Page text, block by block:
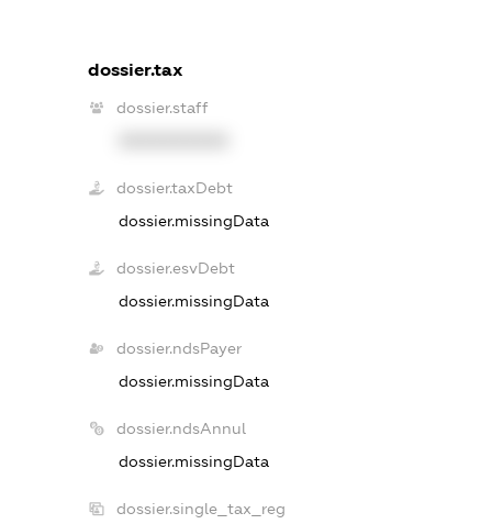
dossier.tax
dossier.staff
dossier.taxDebt
dossier.missingData
dossier.esvDebt
dossier.missingData
dossier.ndsPayer
dossier.missingData
dossier.ndsAnnul
dossier.missingData
dossier.single_tax_reg